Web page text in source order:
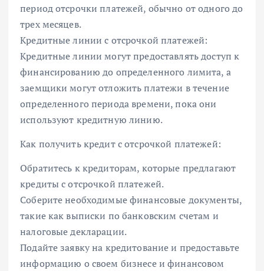
период отсрочки платежей, обычно от одного до
трех месяцев.
Кредитные линии с отсрочкой платежей:
Кредитные линии могут предоставлять доступ к
финансированию до определенного лимита, а
заемщики могут отложить платежи в течение
определенного периода времени, пока они
используют кредитную линию.
Как получить кредит с отсрочкой платежей:
Обратитесь к кредиторам, которые предлагают
кредиты с отсрочкой платежей.
Соберите необходимые финансовые документы,
такие как выписки по банковским счетам и
налоговые декларации.
Подайте заявку на кредитование и предоставьте
информацию о своем бизнесе и финансовом